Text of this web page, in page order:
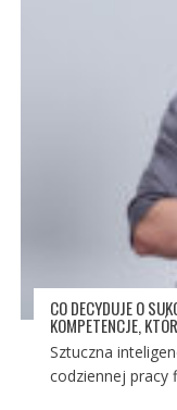
CO DECYDUJE O
KOMPETENCJE,
Sztuczna
codziennej pracy